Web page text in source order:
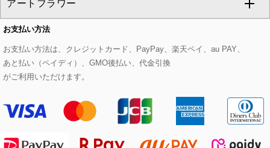
eur3
Maison de CINQ
MK MICHEL KLEIN BAG
HIROKO KOSHINO
スウェット・ジャージー
その他のトップス
セットアップパンツ
セットアップスカート
セットアップワンピース
チェスターコート
モッズコート
ステンカラーコート
ライダースジャケット
ベルト・サスペンダー
帽子
ヘアアクセサリー
ハンカチ・バンダナ
ピアス・イヤリング
ブレスレット・バングル
ブローチ・コサージュ
トートバッグ
ショルダーバッグ
ボストンバッグ
バックパック・リュック
すべてのシューズ
パンプス
スニーカー
フラットシューズ
アートフラワー
すべてのアートフラワー
ローズ
カサブランカ・カラー
お支払い方法
お支払い方法は、クレジットカード、PayPay、楽天ペイ、au PAY、
あと払い（ペイディ）、GMO後払い、代金引換
がご利用いただけます。